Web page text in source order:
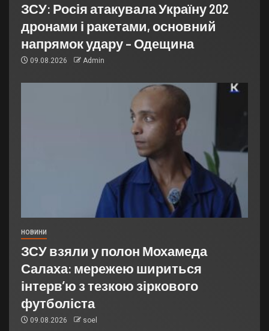
ЗСУ: Росія атакувала Україну 202
дронами і ракетами, основний
напрямок удару – Одещина
09.08.2026 Admin
НОВИНИ
ЗСУ взяли у полон Мохамеда
Салаха: мережею шириться
інтерв’ю з тезкою зіркового
футболіста
09.08.2026 soel